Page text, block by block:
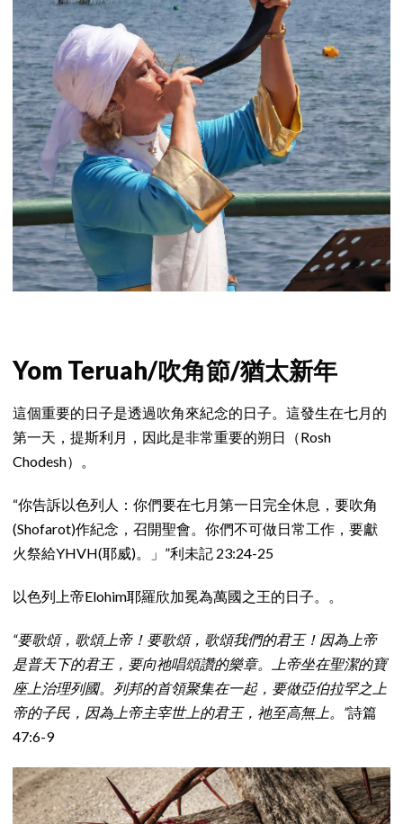
Yom Teruah/吹角節/猶太新年
這個重要的日子是透過吹角來紀念的日子。這發生在七月的
第一天，提斯利月，因此是非常重要的朔日（Rosh
Chodesh）。
“你告訴以色列人：你們要在七月第一日完全休息，要吹角
(Shofarot)作紀念，召開聖會。你們不可做日常工作，要獻
火祭給YHVH(耶威)。」”利未記 23:24-25
以色列上帝Elohim耶羅欣加冕為萬國之王的日子。。
“要歌頌，歌頌上帝！要歌頌，歌頌我們的君王！因為上帝
是普天下的君王，要向祂唱頌讚的樂章。上帝坐在聖潔的寶
座上治理列國。列邦的首領聚集在一起，要做亞伯拉罕之上
帝的子民，因為上帝主宰世上的君王，祂至高無上。”詩篇
47:6-9